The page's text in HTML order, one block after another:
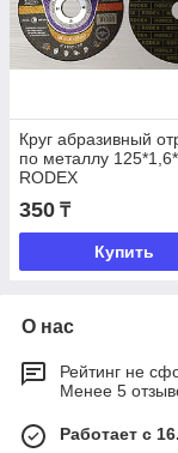
Круг абразивный
по металлу
RODEX
350 ₸
Купить
О нас
Рейтинг не
Менее 5
Работает с